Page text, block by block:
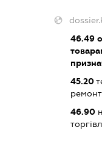
46.49
45.20
46.90